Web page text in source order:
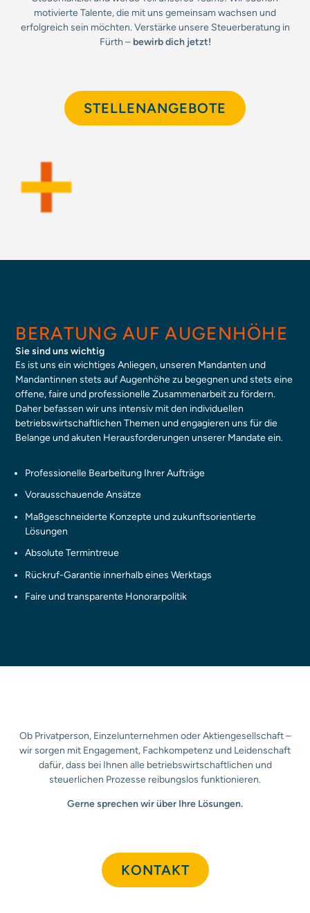
motivierte Talente, die mit uns gemeinsam wachsen und
erfolgreich sein möchten. Verstärke unsere Steuerberatung in
Fürth – bewirb dich jetzt!
STELLENANGEBOTE
BERATUNG AUF AUGENHÖHE
Sie sind uns wichtig
Es ist uns ein wichtiges Anliegen, unseren Mandanten und
Mandantinnen stets auf Augenhöhe zu begegnen und stets eine
offene, faire und professionelle Zusammenarbeit zu fördern.
Daher befassen wir uns intensiv mit den individuellen
betriebswirtschaftlichen Themenund engagieren uns für die
Belangeund akuten Herausforderungen unserer Mandate ein.
Professionelle Bearbeitung Ihrer Aufträge
Vorausschauende Ansätze
Maßgeschneiderte Konzepte und zukunftsorientierte
Lösungen
Absolute Termintreue
Rückruf-Garantie innerhalb eines Werktags
Faire und transparente Honorarpolitik
Ob Privatperson, Einzelunternehmen oder Aktiengesellschaft –
wir sorgen mit Engagement, Fachkompetenz und Leidenschaft
dafür, dass bei Ihnen alle betriebswirtschaftlichen und
steuerlichen Prozesse reibungslos funktionieren.
Gerne sprechen wir über Ihre Lösungen.
KONTAKT